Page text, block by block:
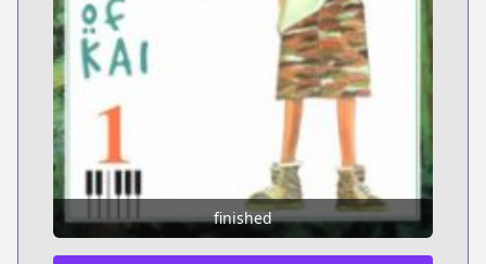
finished